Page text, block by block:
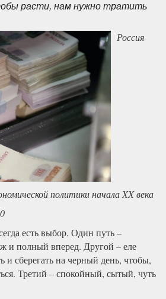
расти, нам нужно тратить
Россия
политики начала XX века
есть выбор. Один путь –
и полный вперед. Другой – еле
и сберегать на черный день, чтобы,
Третий – спокойный, сытый, чуть